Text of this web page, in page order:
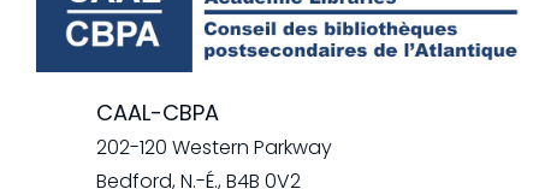
CAAL-CBPA
202-120 Western Parkway
Bedford, N.-É., B4B 0V2